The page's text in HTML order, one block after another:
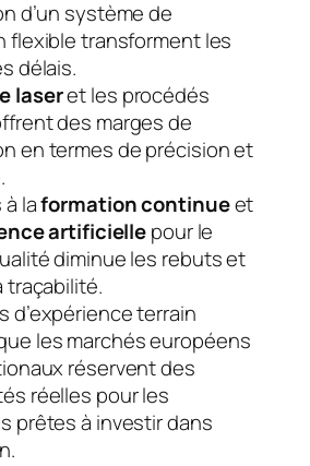
d’un système de
flexible transforment les
délais.
laseret les procédés
des marges de
en termes de précision et
à laformation continueet
artificiellepour le
diminue les rebuts et
traçabilité.
d’expérience terrain
les marchés européens
réservent des
réelles pour les
prêtes à investir dans